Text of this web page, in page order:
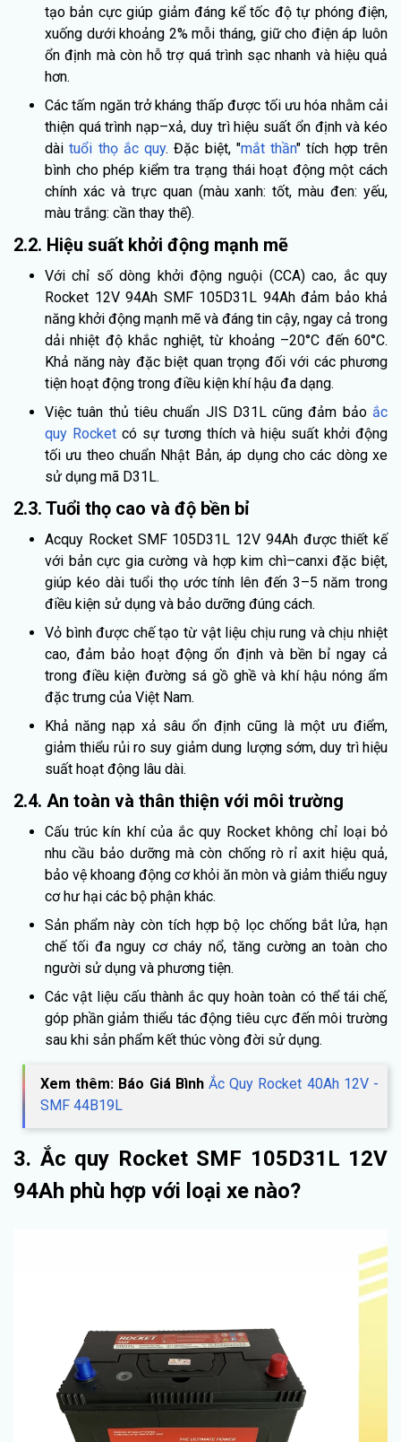
tạo bản cực giúp giảm đáng kể tốc độ tự phóng điện,
xuống dưới khoảng 2% mỗi tháng, giữ cho điện áp luôn
ổn định mà còn hỗ trợ quá trình sạc nhanh và hiệu quả
hơn.
Các tấm ngăn trở kháng thấp được tối ưu hóa nhằm cải
thiện quá trình nạp–xả, duy trì hiệu suất ổn định và kéo
dàituổi thọ ắc quy. Đặc biệt, "mắt thần" tích hợp trên
bình cho phép kiểm tra trạng thái hoạt động một cách
chính xác và trực quan (màu xanh: tốt, màu đen: yếu,
màu trắng: cần thay thế).
2.2. Hiệu suất khởi động mạnh mẽ
Với chỉ số dòng khởi động nguội (CCA) cao, ắc quy
Rocket 12V 94Ah SMF 105D31L 94Ah đảm bảo khả
năng khởi động mạnh mẽ và đáng tin cậy, ngay cả trong
dải nhiệt độ khắc nghiệt, từ khoảng –20°C đến 60°C.
Khả năng này đặc biệt quan trọng đối với các phương
tiện hoạt động trong điều kiện khí hậu đa dạng.
Việc tuân thủ tiêu chuẩn JIS D31L cũng đảm bảo ắc
quy Rocketcó sự tương thích và hiệu suất khởi động
tối ưu theo chuẩn Nhật Bản, áp dụng cho các dòng xe
sử dụng mã D31L.
2.3. Tuổi thọ cao và độ bền bỉ
Acquy Rocket SMF 105D31L 12V 94Ah được thiết kế
với bản cực gia cường và hợp kim chì–canxi đặc biệt,
giúp kéo dài tuổi thọ ước tính lên đến 3–5 năm trong
điều kiện sử dụng và bảo dưỡng đúng cách.
Vỏ bình được chế tạo từ vật liệu chịu rung và chịu nhiệt
cao, đảm bảo hoạt động ổn định và bền bỉ ngay cả
trong điều kiện đường sá gồ ghề và khí hậu nóng ẩm
đặc trưng của Việt Nam.
Khả năng nạp xả sâu ổn định cũng là một ưu điểm,
giảm thiểu rủi ro suy giảm dung lượng sớm, duy trì hiệu
suất hoạt động lâu dài.
2.4. An toàn và thân thiện với môi trường
Cấu trúc kín khí của ắc quy Rocket không chỉ loại bỏ
nhu cầu bảo dưỡng mà còn chống rò rỉ axit hiệu quả,
bảo vệ khoang động cơ khỏi ăn mòn và giảm thiểu nguy
cơ hư hại các bộ phận khác.
Sản phẩm này còn tích hợp bộ lọc chống bắt lửa, hạn
chế tối đa nguy cơ cháy nổ, tăng cường an toàn cho
người sử dụng và phương tiện.
Các vật liệu cấu thành ắc quy hoàn toàn có thể tái chế,
góp phần giảm thiểu tác động tiêu cực đến môi trường
sau khi sản phẩm kết thúc vòng đời sử dụng.
Xem thêm: Báo Giá Bình Ắc Quy Rocket 40Ah 12V -
SMF 44B19L
3. Ắc quy Rocket SMF 105D31L 12V
94Ah phù hợp với loại xe nào?